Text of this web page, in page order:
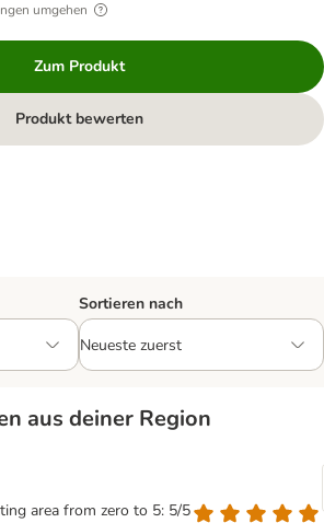
umgehen
Zum Produkt
Produkt bewerten
Sortieren nach
aus deiner Region
area from zero to 5: 5/5